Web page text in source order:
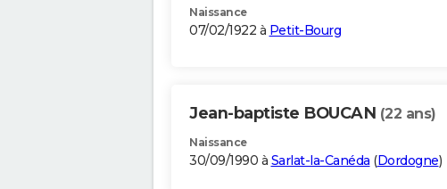
Naissance
07/02/1922 à Petit-Bourg
Jean-baptiste BOUCAN (22 ans)
Naissance
30/09/1990 à Sarlat-la-Canéda (Dordogne)